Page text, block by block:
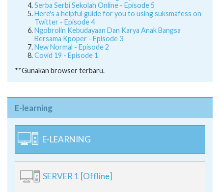
Serba Serbi Sekolah Online - Episode 5
Here's a helpful guide for you to using suksmafess on
Twitter - Episode 4
Ngobrolin Kebudayaan Dan Karya Anak Bangsa
Bersama Kpoper - Episode 3
New Normal - Episode 2
Covid 19 - Episode 1
**Gunakan browser terbaru.
E-learning
E-LEARNING
SERVER 1 [Offline]